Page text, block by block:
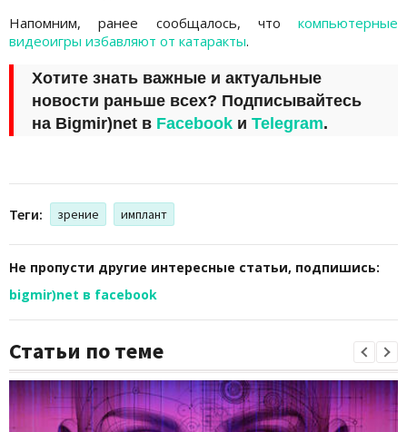
Напомним, ранее сообщалось, что компьютерные
видеоигры избавляют от катаракты.
Хотите знать важные и актуальные
новости раньше всех? Подписывайтесь
на Bigmir)net в Facebook и Telegram.
Теги: зрение имплант
Не пропусти другие интересные статьи, подпишись:
bigmir)net в facebook
Статьи по теме